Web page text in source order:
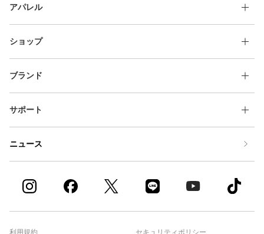
アパレル
ショップ
ブランド
サポート
ニュース
利用規約 セキュリティポリシー